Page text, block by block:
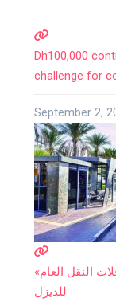
Dh100,000
challenge for
September 2,
«طرق دبي»: 33% انخفاضاً في استهلاك حافلات النقل العام
للديزل